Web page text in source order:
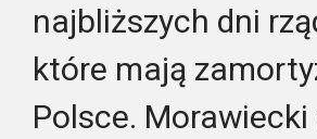
najbliższych dni
które mają
Polsce.